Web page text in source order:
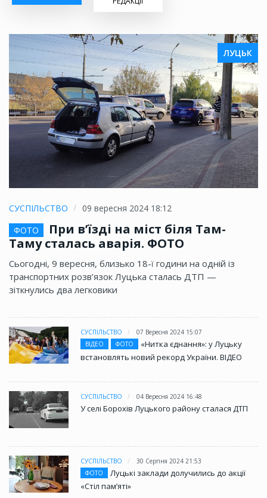
ЛУЦЬК
СУСПІЛЬСТВО
09 вересня 2024 18:12
ФОТО
При в’їзді на міст біля Там-
Таму сталась аварія. ФОТО
Сьогодні, 9 вересня, близько 18-ї години на одній із
транспортних розв’язок Луцька сталась ДТП —
зіткнулись два легковики
СУСПІЛЬСТВО
07 Вересня 2024 15:07
ВІДЕО
ФОТО
«Нитка єднання»: у Луцьку
встановлять новий рекорд України. ВІДЕО
СУСПІЛЬСТВО 04 Вересня 2024 16:48
У селі Борохів Луцького району сталася ДТП
СУСПІЛЬСТВО
30 Серпня 2024 21:53
ФОТО
Луцькі заклади долучились до акції
«Стіл памʼяті»